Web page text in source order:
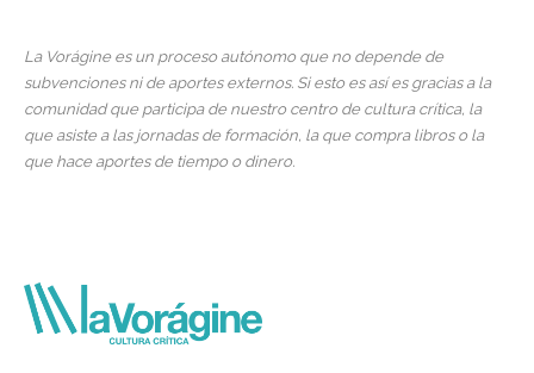
La Vorágine es un proceso autónomo que no depende de
subvenciones ni de aportes externos. Si esto es así es gracias a la
comunidad que participa de nuestro centro de cultura crítica, la
que asiste a las jornadas de formación, la que compra libros o la
que hace aportes de tiempo o dinero.